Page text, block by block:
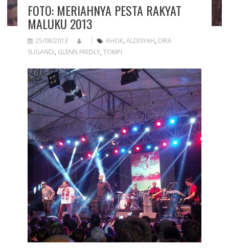
FOTO: MERIAHNYA PESTA RAKYAT
MALUKU 2013
25/08/2013 AHOK, ALDISYAH, DIRA
SUGANDI, GLENN FREDLY, TOMPI